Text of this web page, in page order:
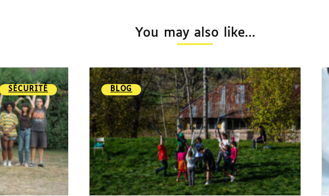
You may also like...
SÉCURITÉ BLOG